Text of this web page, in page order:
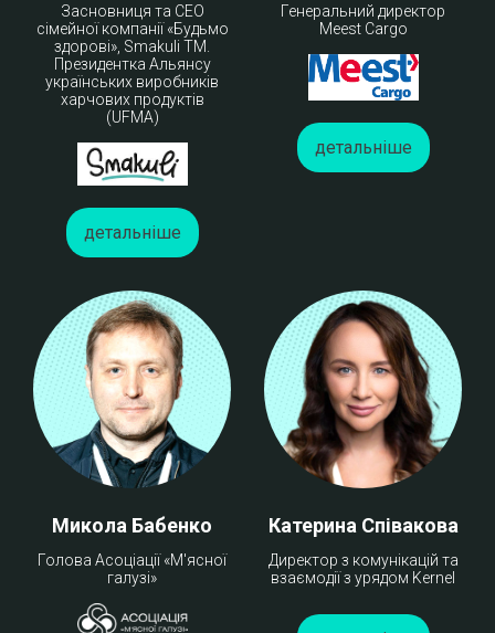
Засновниця та CEO
сімейної компанії «Будьмо
здорові», Smakulі ТМ.
Президентка Альянсу
українських виробників
харчових продуктів
(UFMA)
детальніше
Генеральний директор
Meest Cargo
детальніше
Микола Бабенко
Голова Асоціації «М'ясної
галузі»
Катерина Співакова
Директор з комунікацій та
взаємодії з урядом Kernel